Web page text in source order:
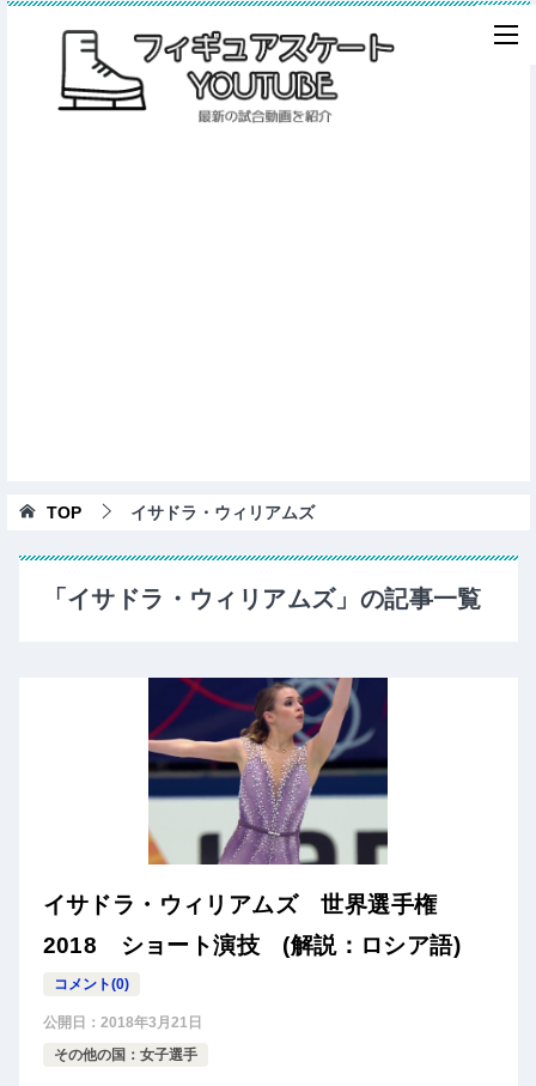
TOP イサドラ・ウィリアムズ
「イサドラ・ウィリアムズ」の記事一覧
イサドラ・ウィリアムズ 世界選手権
2018 ショート演技 (解説：ロシア語)
コメント(0)
公開日： 2018年3月21日
その他の国：女子選手